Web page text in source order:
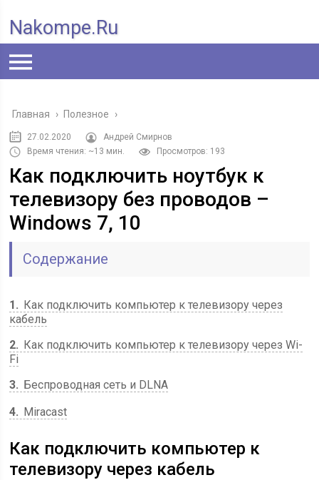
Nakompe.ru
Главная › Полезное ›
27.02.2020
Андрей Смирнов
Время чтения: ~13 мин.
Просмотров: 193
Как подключить ноутбук к
телевизору без проводов –
Windows 7, 10
Содержание
1
Как подключить компьютер к телевизору через
кабель
2
Как подключить компьютер к телевизору через Wi-
Fi
3
Беспроводная сеть и DLNA
4
Miracast
Как подключить компьютер к
телевизору через кабель